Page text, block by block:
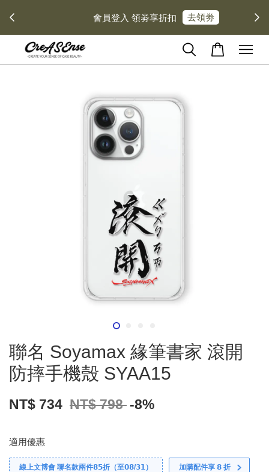
會員登入 領劵享折扣 去領劵
聯名 Soyamax 緣筆書家 滾開
防摔手機殼 SYAA15
NT$ 734 NT$ 798 -8%
適用優惠
線上文博會 聯名款兩件𝟴𝟱折（至𝟬𝟴/𝟯𝟭） 加購配件享 𝟴 折